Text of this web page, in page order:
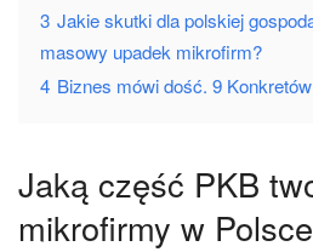
3 Jakie skutki dla polskiej
masowy upadek mikrofirm?
4 Biznes mówi dość. 9
Jaką część PKB
mikrofirmy w